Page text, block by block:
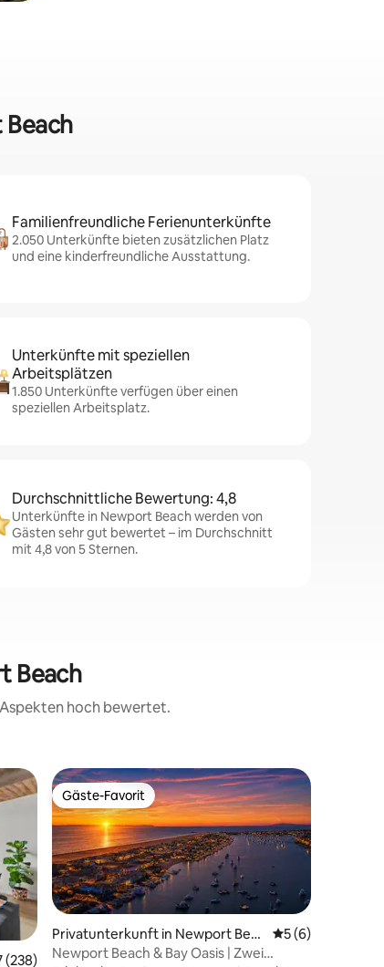
Familienfreundliche Ferienunterkünfte
2.050 Unterkünfte bieten zusätzlichen Platz
und eine kinderfreundliche Ausstattung.
Unterkünfte mit speziellen
Arbeitsplätzen
1.850 Unterkünfte verfügen über einen
speziellen Arbeitsplatz.
Durchschnittliche Bewertung: 4,8
Unterkünfte in Newport Beach werden von
Gästen sehr gut bewertet – im Durchschnitt
mit 4,8 von 5 Sternen.
Beach
hoch bewertet.
Bewertung: 4,97 von 5, 238 Bewertungen
(238)
Gäste-Favorit
Gäste-Favorit
Privatunterkunft in Newport Beac
h
5 (6)
Newport Beach & Bay Oasis | Zwei